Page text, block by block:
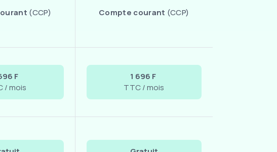
(CCP)
F
/ mois
Compte courant (CCP)
1 696 F
TTC / mois